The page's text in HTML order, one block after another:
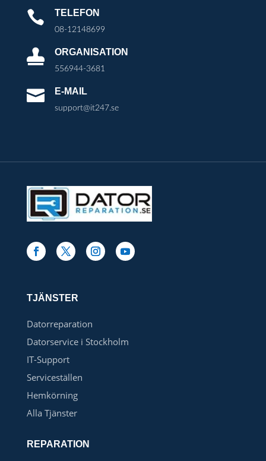
 TELEFON
08-12148699
 ORGANISATION
556944-3681
 E-MAIL
support@it247.se
TJÄNSTER
Datorreparation
Datorservice i Stockholm
IT-Support
Serviceställen
Hemkörning
Alla Tjänster
REPARATION